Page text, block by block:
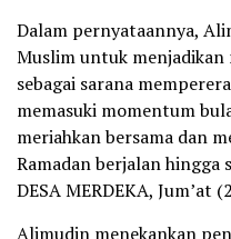
Dalam pernyataannya,
Muslim untuk
sebagai sarana
memasuki momentum
meriahkan bersama dan
Ramadan berjalan hingga
DESA MERDEKA, Jum’at
Alimudin menekankan